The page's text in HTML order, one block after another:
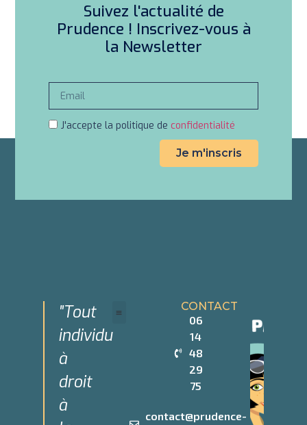
Suivez l'actualité de
Prudence ! Inscrivez-vous à
la Newsletter
J'accepte la politique de confidentialité
Je m'inscris
"Tout
individu
à
droit
à
CONTACT
06
14
48
29
75
contact@prudence-